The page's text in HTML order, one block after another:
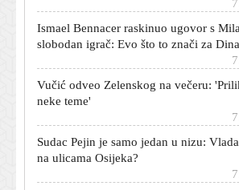
Ismael Bennacer raskinuo ugovor s
slobodan igrač: Evo što to znači za
Vučić odveo Zelenskog na večeru:
neke teme'
Sudac Pejin je samo jedan u nizu:
na ulicama Osijeka?
Inspektorat našao ilegalnu pršutanu: